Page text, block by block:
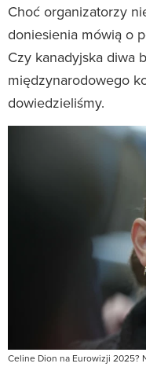
Choć organizatorzy
doniesienia mówią o
Czy kanadyjska diwa
międzynarodowego
dowiedzieliśmy.
Celine Dion na Eurowizji 2025?